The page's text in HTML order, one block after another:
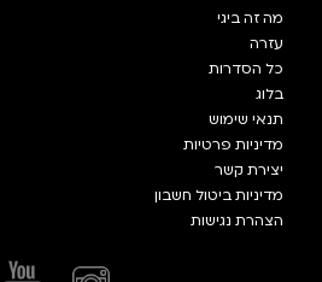
מה זה ביגי
עזרה
כל הסדרות
בלוג
תנאי שימוש
מדיניות פרטיות
יצירת קשר
מדיניות ביטול חשבון
הצהרת נגישות